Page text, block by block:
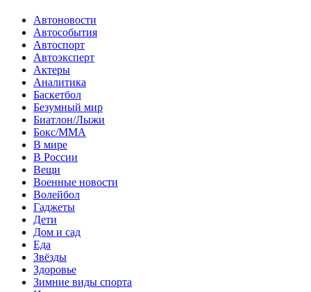
Автоновости
Автособытия
Автоспорт
Автоэксперт
Актеры
Аналитика
Баскетбол
Безумный мир
Биатлон/Лыжи
Бокс/MMA
В мире
В России
Вещи
Военные новости
Волейбол
Гаджеты
Дети
Дом и сад
Еда
Звёзды
Здоровье
Зимние виды спорта